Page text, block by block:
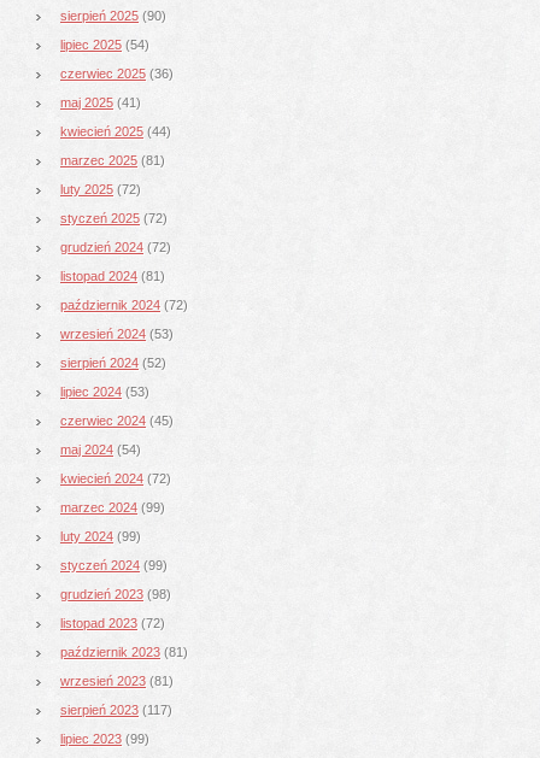
sierpień 2025 (90)
lipiec 2025 (54)
czerwiec 2025 (36)
maj 2025 (41)
kwiecień 2025 (44)
marzec 2025 (81)
luty 2025 (72)
styczeń 2025 (72)
grudzień 2024 (72)
listopad 2024 (81)
październik 2024 (72)
wrzesień 2024 (53)
sierpień 2024 (52)
lipiec 2024 (53)
czerwiec 2024 (45)
maj 2024 (54)
kwiecień 2024 (72)
marzec 2024 (99)
luty 2024 (99)
styczeń 2024 (99)
grudzień 2023 (98)
listopad 2023 (72)
październik 2023 (81)
wrzesień 2023 (81)
sierpień 2023 (117)
lipiec 2023 (99)